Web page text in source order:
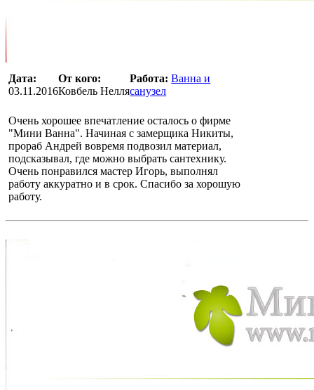
Дата:
03.11.2016
От кого:
Ковбель Нелля
Работа: Ванна и
санузел
Очень хорошее впечатление осталось о фирме
"Мини Ванна". Начиная с замерщика Никиты,
прораб Андрей вовремя подвозил материал,
подсказывал, где можно выбрать сантехнику.
Очень понравился мастер Игорь, выполнял
работу аккуратно и в срок. Спасибо за хорошую
работу.